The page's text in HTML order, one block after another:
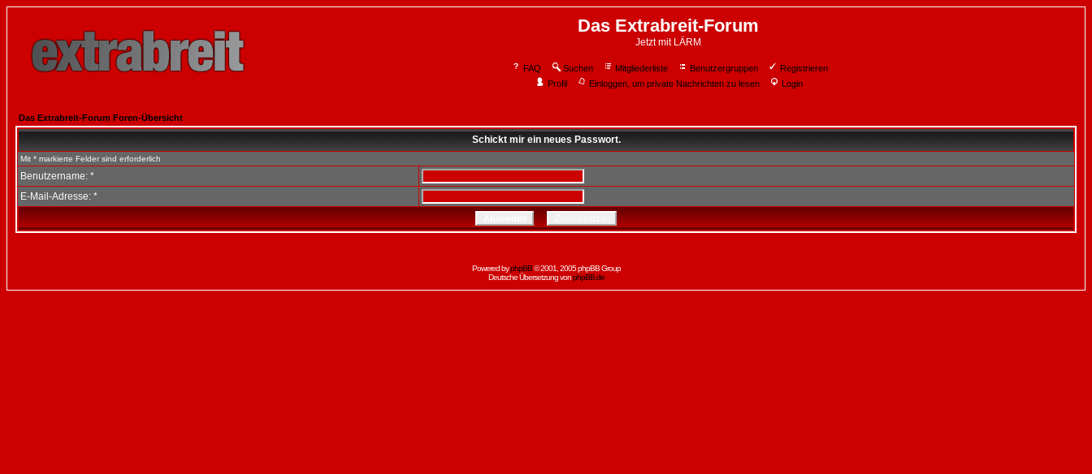
Das Extrabreit-Forum
Jetzt mit LÄRM
FAQ Suchen Mitgliederliste Benutzergruppen
Registrieren
Profil
Einloggen, um private Nachrichten zu lesen Login
Das Extrabreit-Forum Foren-Übersicht
Schickt mir ein neues Passwort.
Mit * markierte Felder sind erforderlich
Benutzername: *
E-Mail-Adresse: *
Powered byphpBB© 2001, 2005 phpBB Group
Deutsche Übersetzung vonphpBB.de